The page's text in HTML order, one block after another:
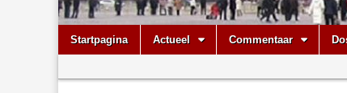
Main
menu
Skip
Startpagina Actueel Commentaar
menu